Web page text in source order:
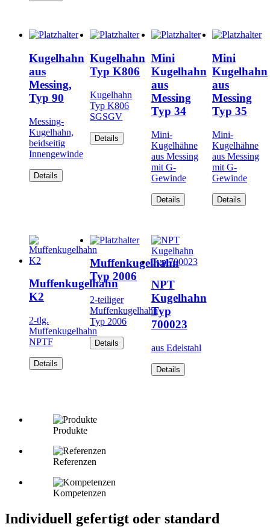
Kugelhahn
aus
Messing,
Typ 90
Messing-
Kugelhahn,
beidseitig
Innengewinde
Details
Kugelhahn
Typ K806
Kugelhahn
Typ K806
SGSGV
Details
Mini
Kugelhahn
aus
Messing
Typ 34
Mini-
Kugelhähne
aus Messing
mit G-
Gewinde
Details
Mini
Kugelhahn
aus
Messing
Typ 35
Mini-
Kugelhähne
aus Messing
mit G-
Gewinde
Details
Muffenkugelhahn
K2
2-tlg.
Muffenkugelhahn
NPTF
Details
Muffenkugelhahn
Typ 2006
2-teiliger
Muffenkugelhahn
Typ 2006
Details
NPT
Kugelhahn
Typ
700023
aus Edelstahl
Details
Produkte
Referenzen
Kompetenzen
Individuell gefertigt oder standard